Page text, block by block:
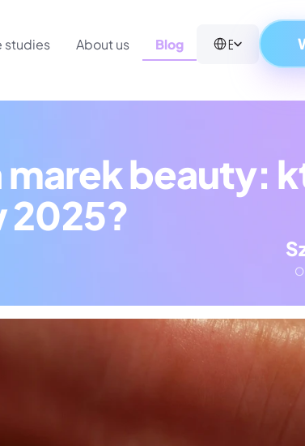
About us Blog
studies
Select Language
English
marek beauty:
2025?